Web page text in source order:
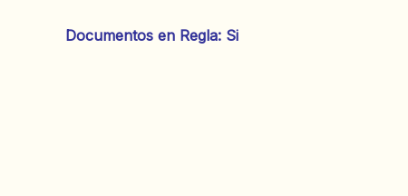
‌Documentos en Regla: Si